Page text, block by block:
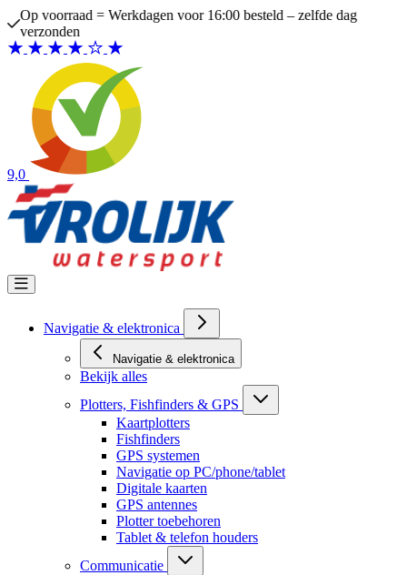
Ga naar de inhoud
Op voorraad = Werkdagen voor 16:00 besteld – zelfde dag
verzonden
9,0
Navigatie & elektronica
Navigatie & elektronica
Bekijk alles
Plotters, Fishfinders & GPS
Kaartplotters
Fishfinders
GPS systemen
Navigatie op PC/phone/tablet
Digitale kaarten
GPS antennes
Plotter toebehoren
Tablet & telefon houders
Communicatie